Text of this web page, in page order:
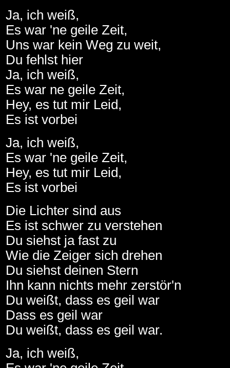
Ja, ich weiß,
Es war 'ne geile Zeit,
Uns war kein Weg zu weit,
Du fehlst hier
Ja, ich weiß,
Es war ne geile Zeit,
Hey, es tut mir Leid,
Es ist vorbei
Ja, ich weiß,
Es war 'ne geile Zeit,
Hey, es tut mir Leid,
Es ist vorbei
Die Lichter sind aus
Es ist schwer zu verstehen
Du siehst ja fast zu
Wie die Zeiger sich drehen
Du siehst deinen Stern
Ihn kann nichts mehr zerstör'n
Du weißt, dass es geil war
Dass es geil war
Du weißt, dass es geil war.
Ja, ich weiß,